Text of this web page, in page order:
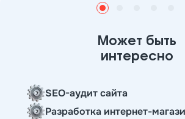
Может быть
интересно
SEO-аудит сайта
Разработка интернет-